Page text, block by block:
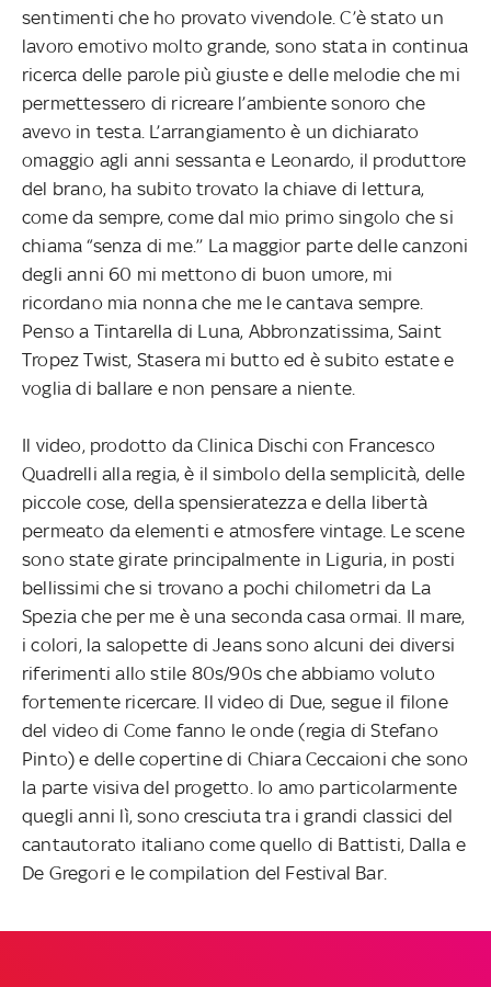
sentimenti che ho provato vivendole. C’è stato un
lavoro emotivo molto grande, sono stata in continua
ricerca delle parole più giuste e delle melodie che mi
permettessero di ricreare l’ambiente sonoro che
avevo in testa. L’arrangiamento è un dichiarato
omaggio agli anni sessanta e Leonardo, il produttore
del brano, ha subito trovato la chiave di lettura,
come da sempre, come dal mio primo singolo che si
chiama “senza di me.’’ La maggior parte delle canzoni
degli anni 60 mi mettono di buon umore, mi
ricordano mia nonna che me le cantava sempre.
Penso a Tintarella di Luna, Abbronzatissima, Saint
Tropez Twist, Stasera mi butto ed è subito estate e
voglia di ballare e non pensare a niente.
Il video, prodotto da Clinica Dischi con Francesco
Quadrelli alla regia, è il simbolo della semplicità, delle
piccole cose, della spensieratezza e della libertà
permeato da elementi e atmosfere vintage. Le scene
sono state girate principalmente in Liguria, in posti
bellissimi che si trovano a pochi chilometri da La
Spezia che per me è una seconda casa ormai. Il mare,
i colori, la salopette di Jeans sono alcuni dei diversi
riferimenti allo stile 80s/90s che abbiamo voluto
fortemente ricercare. Il video di Due, segue il filone
del video di Come fanno le onde (regia di Stefano
Pinto) e delle copertine di Chiara Ceccaioni che sono
la parte visiva del progetto. Io amo particolarmente
quegli anni lì, sono cresciuta tra i grandi classici del
cantautorato italiano come quello di Battisti, Dalla e
De Gregori e le compilation del Festival Bar.